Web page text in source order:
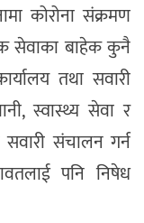
कोरोना संक्रमण
सेवाका बाहेक कुनै
तथा सवारी
स्वास्थ्य सेवा र
संचालन गर्न
पनि निषेध